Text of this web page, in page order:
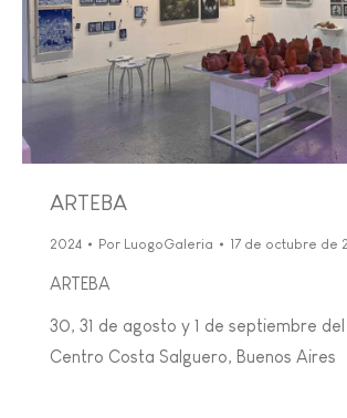
ARTEBA
2024 Por LuogoGaleria 17 de octubre de
ARTEBA
30, 31 de agosto y 1 de septiembre
Centro Costa Salguero, Buenos Aires